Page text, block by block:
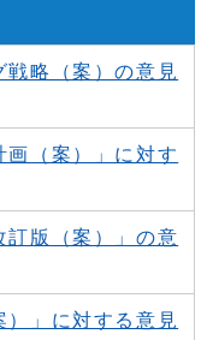
戦略（案）の意見
画（案）」に対す
版（案）」の意
）」に対する意見